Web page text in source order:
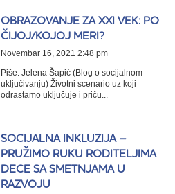
OBRAZOVANJE ZA XXI VEK: PO
ČIJOJ/KOJOJ MERI?
Novembar 16, 2021 2:48 pm
Piše: Jelena Šapić (Blog o socijalnom
uključivanju) Životni scenario uz koji
odrastamo uključuje i priču...
SOCIJALNA INKLUZIJA –
PRUŽIMO RUKU RODITELJIMA
DECE SA SMETNJAMA U
RAZVOJU